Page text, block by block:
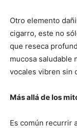
Otro elemento
cigarro, este no
que reseca
mucosa saludable
vocales vibren sin
Más allá de los
Es común recurrir